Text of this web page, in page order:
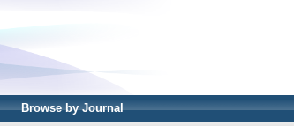
Browse by Journal